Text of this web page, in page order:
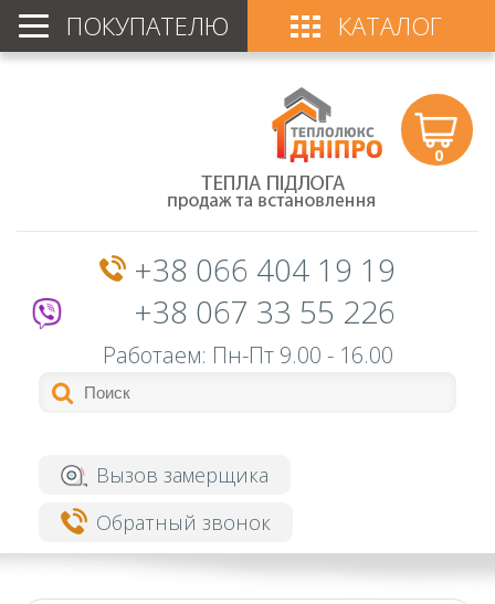
ПОКУПАТЕЛЮ КАТАЛОГ
+38 066 404 19 19
+38 067 33 55 226
Работаем: Пн-Пт 9.00 - 16.00
0
Вызов замерщика
Обратный звонок